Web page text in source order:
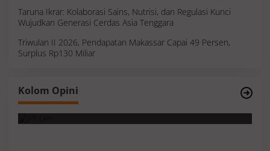
Taruna Ikrar: Kolaborasi Sains, Nutrisi, dan Regulasi Kunci
Wujudkan Generasi Cerdas Asia Tenggara
Triwulan II 2026, Pendapatan Makassar Capai 49 Persen,
Surplus Rp130 Miliar
Kolom Opini
Membaca Realitas